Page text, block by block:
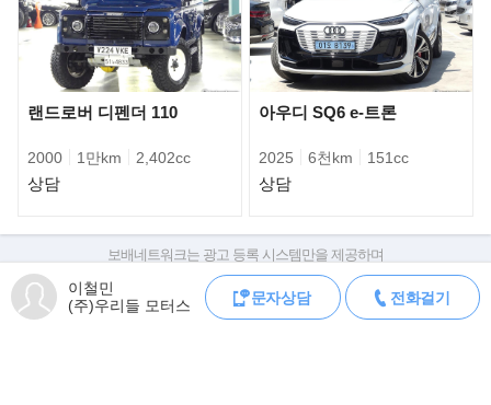
미국에서는 가격이 오히려 오르고 있는 모델입니다. 국내에 몇대만
수입이 되어 있으며 현재 강화된
수입 통관으로 인한 등록불가 차량이라 국내에서도 그 가치가 떨어
지지 않을거라 생각됩니다.
랜드로버 디펜더 110
2000 1만km 2,402cc
상담
아우디 SQ6 e-트론
2025 6천km 151cc
상담
이철민
(주)우리들 모터스
문자상담 전화걸기
보배네트워크는 광고 등록 시스템만을 제공하며
판매자가 직접 등록한 내용에 대한 모든 책임은 판매자에게 있습니다.
차량 구매 시 차량등록증, 성능점검기록부, 실제 차량 상태,
차대번호 조회로 직접 정보를 확인하세요.